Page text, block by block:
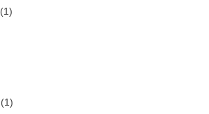
(1)
(1)